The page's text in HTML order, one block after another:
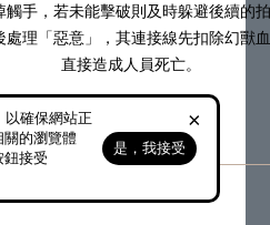
觸手，若未能擊破則及時躲避後續的
處理「惡意」，其連接線先扣除幻獸
直接造成人員死亡。
×
以確保網站正
的瀏覽體
鈕接受
是，我接受